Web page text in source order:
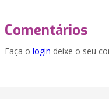
Comentários
Faça o login deixe o seu